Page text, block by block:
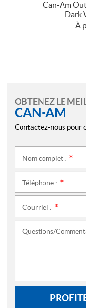
Can-Am
Dark
À
OBTENEZ LE
CAN-AM
Contactez-nous pour
Nom complet :
Téléphone :
Courriel :
Questions/